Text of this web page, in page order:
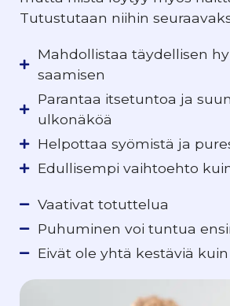
Tutustutaan niihin
Mahdollistaa täydellisen
saamisen
Parantaa itsetuntoa ja
ulkonäköä
Helpottaa syömistä ja
Edullisempi vaihtoehto
Vaativat totuttelua
Puhuminen voi tuntua
Eivät ole yhtä kestäviä